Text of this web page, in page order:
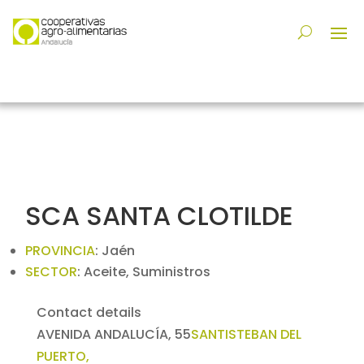
SCA SANTA CLOTILDE
PROVINCIA: Jaén
SECTOR: Aceite, Suministros
Contact details
AVENIDA ANDALUCÍA, 55SANTISTEBAN DEL
PUERTO,